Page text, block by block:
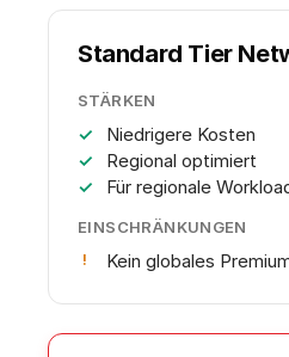
Standard Tier
STÄRKEN
Niedrigere Kosten
Regional optimiert
Für regionale
EINSCHRÄNKUNGEN
Kein globales